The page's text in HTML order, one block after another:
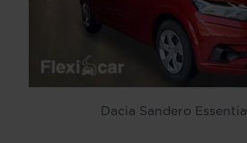
Dacia Sandero